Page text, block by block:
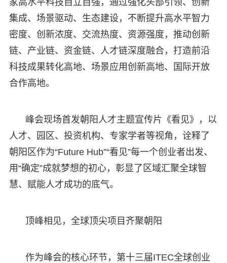
集成、场景驱动、生态建设，不断提升高水平智力
密度、创新浓度、交流热度、资源强度，推动创新
链、产业链、资金链、人才链深度融合，打造前沿
科技成果转化高地、场景应用创新高地、国际开放
合作高地。
峰会现场首发朝阳人才主题宣传片《看见》，以
人才、园区、投资机构、专家学者等视角，诠释了
朝阳区作为“Future Hub”“看见”每一个创业者出发、
用“确定”成就梦想的初心，彰显了区域汇聚全球智
慧、赋能人才成功的底气。
顶峰相见，全球顶尖项目齐聚朝阳
作为峰会的核心环节，第十三届ITEC全球创业